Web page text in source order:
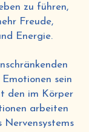
zu führen,
Freude,
Energie.
sein
den im Körper
arbeiten
Nervensystems